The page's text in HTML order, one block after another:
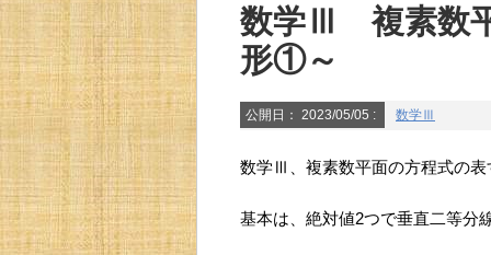
数学Ⅲ 複素数
形①～
公開日： 2023/05/05 : 数学Ⅲ
数学Ⅲ、複素数平面の方程式の
基本は、絶対値2つで垂直二等